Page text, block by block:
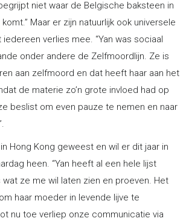
niet waar de Belgische baksteen in
Maar er zijn natuurlijk ook universele
iedereen verlies mee. “Yan was sociaal
onder andere de Zelfmoordlijn. Ze is
aan zelfmoord en dat heeft haar aan het
de materie zo’n grote invloed had op
beslist om even pauze te nemen en naar
Hong Kong geweest en wil er dit jaar in
heen. “Yan heeft al een hele lijst
wat ze me wil laten zien en proeven. Het
haar moeder in levende lijve te
nu toe verliep onze communicatie via